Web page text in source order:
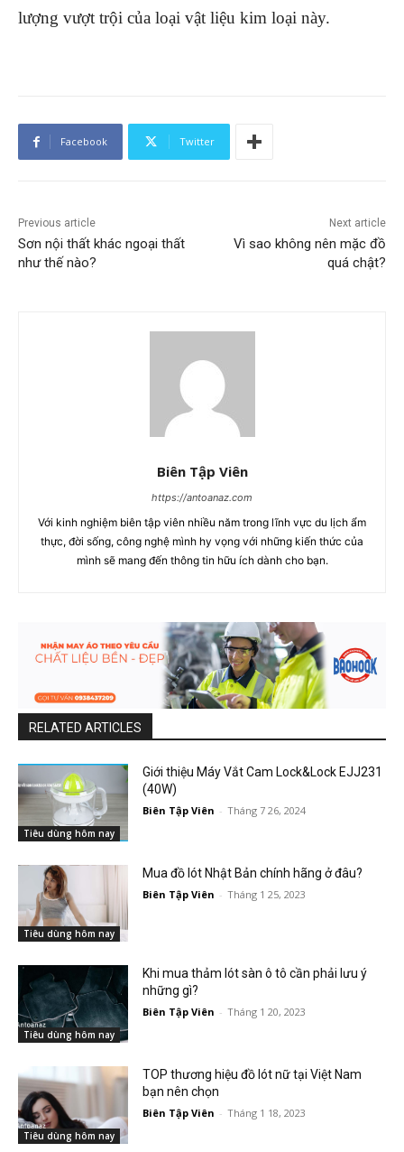
lượng vượt trội của loại vật liệu kim loại này.
Facebook Twitter
Previous article
Sơn nội thất khác ngoại thất
như thế nào?
Next article
Vì sao không nên mặc đồ
quá chật?
Biên Tập Viên
https://antoanaz.com
Với kinh nghiệm biên tập viên nhiều năm trong lĩnh vực du lịch ẩm
thực, đời sống, công nghệ mình hy vọng với những kiến thức của
mình sẽ mang đến thông tin hữu ích dành cho bạn.
RELATED ARTICLES
Tiêu dùng hôm nay
Giới thiệu Máy Vắt Cam Lock&Lock EJJ231
(40W)
Biên Tập Viên - Tháng 7 26, 2024
Tiêu dùng hôm nay
Mua đồ lót Nhật Bản chính hãng ở đâu?
Biên Tập Viên - Tháng 1 25, 2023
Tiêu dùng hôm nay
Khi mua thảm lót sàn ô tô cần phải lưu ý
những gì?
Biên Tập Viên - Tháng 1 20, 2023
Tiêu dùng hôm nay
TOP thương hiệu đồ lót nữ tại Việt Nam
bạn nên chọn
Biên Tập Viên - Tháng 1 18, 2023